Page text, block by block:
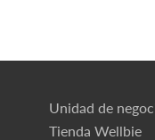
Unidad de
Tienda Wellbie